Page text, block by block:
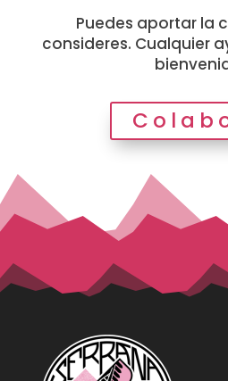
Puedes aportar la
consideres. Cualquier